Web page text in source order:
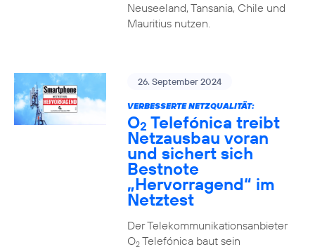
Neuseeland, Tansania, Chile und
Mauritius nutzen.
26. September 2024
VERBESSERTE NETZQUALITÄT:
O2 Telefónica treibt
Netzausbau voran
und sichert sich
Bestnote
„Hervorragend“ im
Netztest
Der Telekommunikationsanbieter
O2Telefónica baut sein